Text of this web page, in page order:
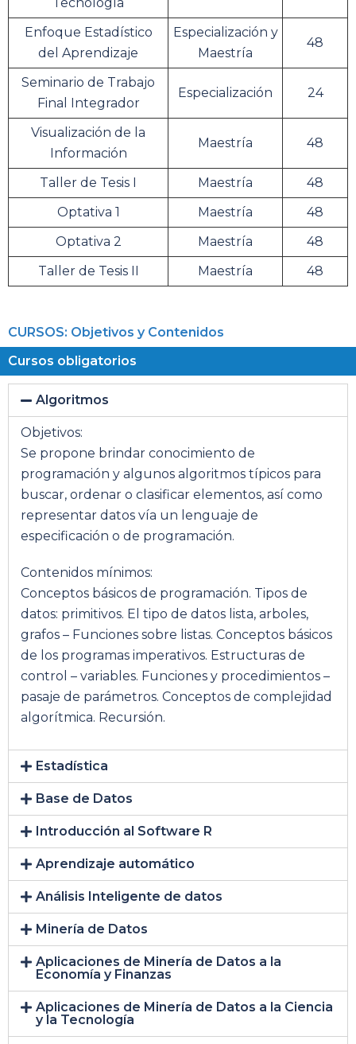
Enfoque Estadístico
del Aprendizaje
Especialización y
Maestría
48
Seminario de Trabajo
Final Integrador
Especialización 24
Visualización de la
Información
Maestría 48
Taller de Tesis I Maestría
48
Optativa 1
Maestría
48
Optativa 2
Maestría
48
Taller de Tesis II
Maestría 48
CURSOS: Objetivos y Contenidos
Cursos obligatorios
Algoritmos
Objetivos:
Se propone brindar conocimiento de
programación y algunos algoritmos típicos para
buscar, ordenar o clasificar elementos, así como
representar datos vía un lenguaje de
especificación o de programación.
Contenidos mínimos:
Conceptos básicos de programación. Tipos de
datos: primitivos. El tipo de datos lista, arboles,
grafos – Funciones sobre listas. Conceptos básicos
de los programas imperativos. Estructuras de
control – variables. Funciones y procedimientos –
pasaje de parámetros. Conceptos de complejidad
algorítmica. Recursión.
Estadística
Base de Datos
Introducción al Software R
Aprendizaje automático
Análisis Inteligente de datos
Minería de Datos
Aplicaciones de Minería de Datos a la
Economía y Finanzas
Aplicaciones de Minería de Datos a la Ciencia
y la Tecnología